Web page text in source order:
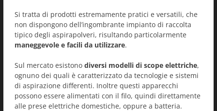
Si tratta di prodotti estremamente pratici e versatili, che
non dispongono dell’ingombrante impianto di raccolta
tipico degli aspirapolveri, risultando particolarmente
maneggevole e facili da utilizzare.
Sul mercato esistono diversi modelli di scope elettriche,
ognuno dei quali è caratterizzato da tecnologie e sistemi
di aspirazione differenti. Inoltre questi apparecchi
possono essere alimentati con il filo, quindi direttamente
alle prese elettriche domestiche, oppure a batteria.